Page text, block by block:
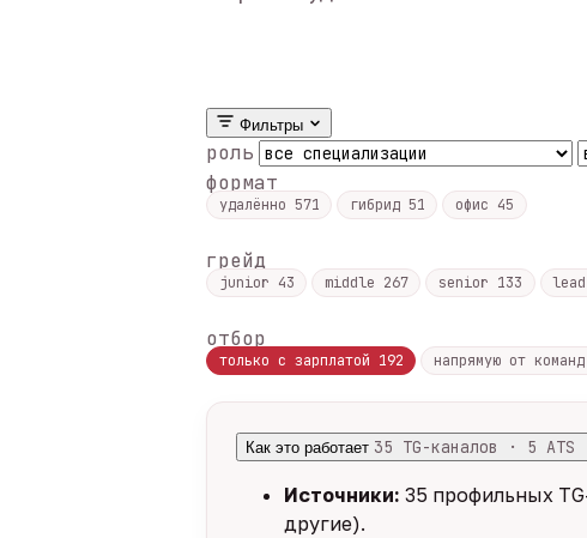
Фильтры
роль
формат
удалённо 571 гибрид 51 офис 45
грейд
junior 43 middle 267 senior 133 lead
отбор
только с зарплатой 192 напрямую от команд
Как это работает 35 TG-каналов · 5
Источники: 35 профильных
другие).